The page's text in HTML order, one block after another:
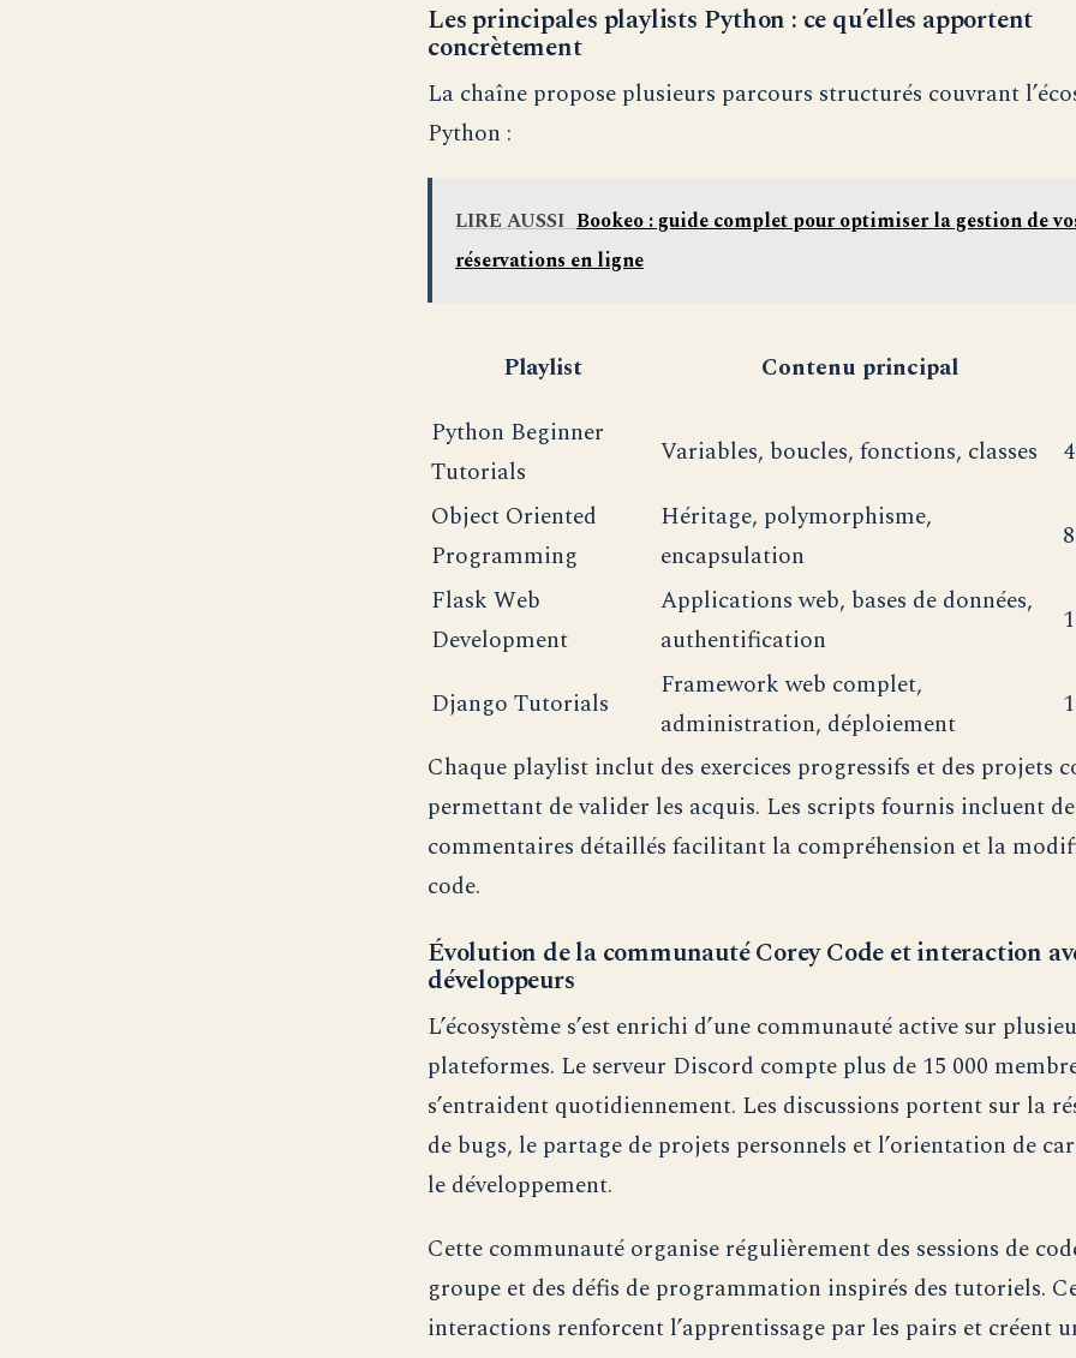
Les principales playlists Python : ce qu’elles apportent
concrètement
La chaîne propose plusieurs parcours structurés couvrant
Python :
LIRE AUSSI Bookeo : guide complet pour optimiser la gestion de
réservations en ligne
Playlist Contenu principal
Python Beginner
Tutorials
Variables, boucles, fonctions, classes
Object Oriented
Programming
Héritage, polymorphisme,
encapsulation
Flask Web
Development
Applications web, bases de données,
authentification
Django Tutorials
Framework web complet,
administration, déploiement
Chaque playlist inclut des exercices progressifs et des projets
permettant de valider les acquis. Les scripts fournis incluent
commentaires détaillés facilitant la compréhension et la
code.
Évolution de la communauté Corey Code et interaction
développeurs
L’écosystème s’est enrichi d’une communauté active sur
plateformes. Le serveur Discord compte plus de 15 000
s’entraident quotidiennement. Les discussions portent sur la
de bugs, le partage de projets personnels et l’orientation de
le développement.
Cette communauté organise régulièrement des sessions de
groupe et des défis de programmation inspirés des tutoriels.
interactions renforcent l’apprentissage par les pairs et créent